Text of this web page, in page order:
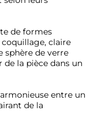
de formes
claire
sphère de verre
la pièce dans un
entre un
de la